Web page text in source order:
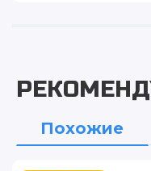
Похожие